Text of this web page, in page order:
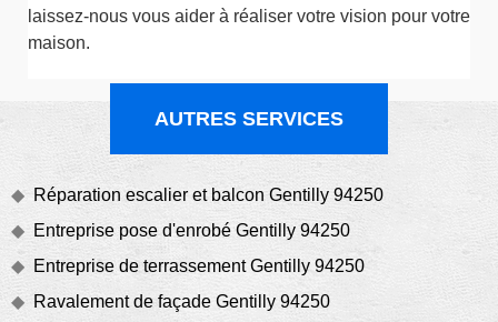
laissez-nous vous aider à réaliser votre vision pour votre
maison.
AUTRES SERVICES
Réparation escalier et balcon Gentilly 94250
Entreprise pose d'enrobé Gentilly 94250
Entreprise de terrassement Gentilly 94250
Ravalement de façade Gentilly 94250